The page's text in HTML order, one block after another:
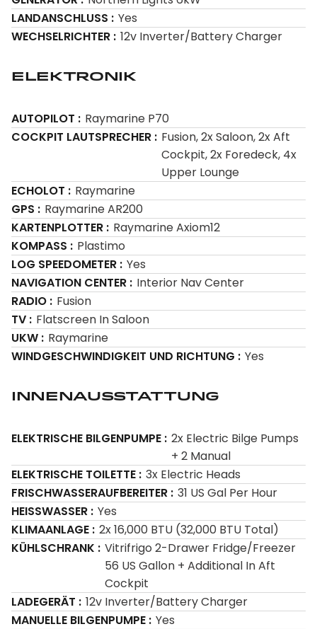
LANDANSCHLUSS
Yes
WECHSELRICHTER
12v Inverter/Battery Charger
Elektronik
AUTOPILOT
Raymarine P70
COCKPIT LAUTSPRECHER
Fusion, 2x Saloon, 2x Aft
Cockpit, 2x Foredeck, 4x
Upper Lounge
ECHOLOT
Raymarine
GPS
Raymarine AR200
KARTENPLOTTER
Raymarine Axiom12
KOMPASS
Plastimo
LOG SPEEDOMETER
Yes
NAVIGATION CENTER
Interior Nav Center
RADIO
Fusion
TV
Flatscreen In Saloon
UKW
Raymarine
WINDGESCHWINDIGKEIT UND RICHTUNG
Yes
Innenausstattung
ELEKTRISCHE BILGENPUMPE
2x Electric Bilge Pumps
+ 2 Manual
ELEKTRISCHE TOILETTE
3x Electric Heads
FRISCHWASSERAUFBEREITER
31 US Gal Per Hour
HEISSWASSER
Yes
KLIMAANLAGE
2x 16,000 BTU (32,000 BTU Total)
KÜHLSCHRANK
Vitrifrigo 2-Drawer Fridge/Freezer
56 US Gallon + Additional In Aft
Cockpit
LADEGERÄT
12v Inverter/Battery Charger
MANUELLE BILGENPUMPE
Yes